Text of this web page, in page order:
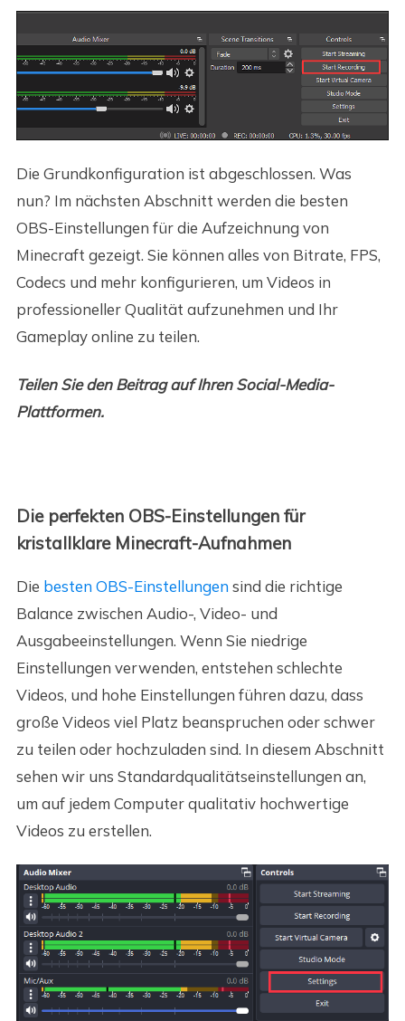
Die Grundkonfiguration ist abgeschlossen. Was
nun? Im nächsten Abschnitt werden die besten
OBS-Einstellungen für die Aufzeichnung von
Minecraft gezeigt. Sie können alles von Bitrate, FPS,
Codecs und mehr konfigurieren, um Videos in
professioneller Qualität aufzunehmen und Ihr
Gameplay online zu teilen.
Teilen Sie den Beitrag auf Ihren Social-Media-
Plattformen.
Die perfekten OBS-Einstellungen für
kristallklare Minecraft-Aufnahmen
Die besten OBS-Einstellungensind die richtige
Balance zwischen Audio-, Video- und
Ausgabeeinstellungen. Wenn Sie niedrige
Einstellungen verwenden, entstehen schlechte
Videos, und hohe Einstellungen führen dazu, dass
große Videos viel Platz beanspruchen oder schwer
zu teilen oder hochzuladen sind. In diesem Abschnitt
sehen wir uns Standardqualitätseinstellungen an,
um auf jedem Computer qualitativ hochwertige
Videos zu erstellen.